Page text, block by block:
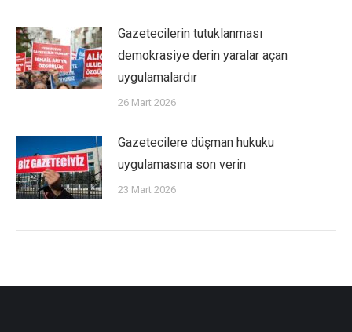
Gazetecilerin tutuklanması
demokrasiye derin yaralar açan
uygulamalardır
26 Mart 2026
Gazetecilere düşman hukuku
uygulamasına son verin
23 Mart 2026